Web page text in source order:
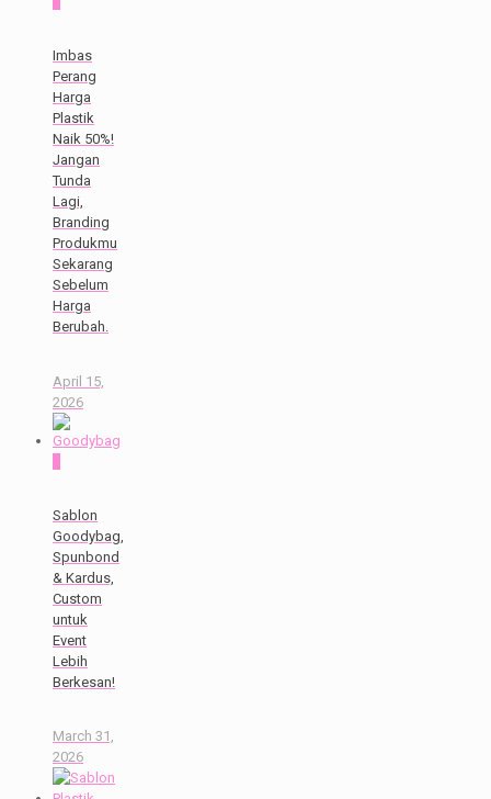
Imbas
Perang
Harga
Plastik
Naik 50%!
Jangan
Tunda
Lagi,
Branding
Produkmu
Sekarang
Sebelum
Harga
Berubah.
April 15,
2026
Sablon
Goodybag,
Spunbond
& Kardus,
Custom
untuk
Event
Lebih
Berkesan!
March 31,
2026